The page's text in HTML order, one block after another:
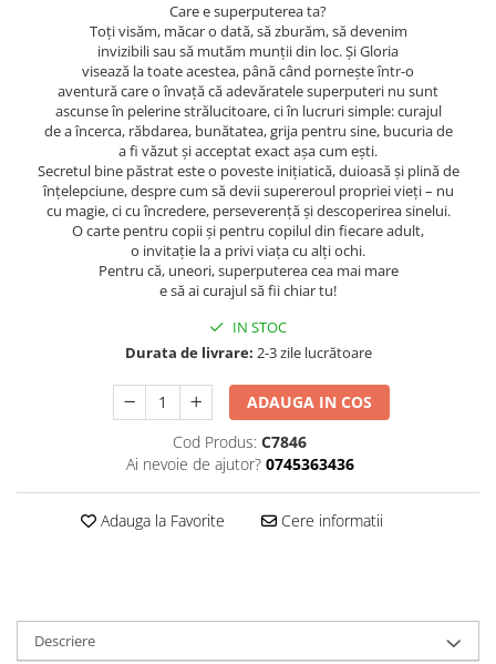
Editura Aramis
Editura Arthur
Editura Bookzone
Editura Cartea Copiilor
Editura Cartemma
Editura Casa
Editura Corint
Editura Lizuka Educativ
Editura Nemira
Editura Nomina
Editura Sophia
Care e superputerea ta?
Toți visăm, măcar o dată, să zburăm, să devenim
invizibili sau să mutăm munții din loc. Şi Gloria
visează la toate acestea, până când pornește într-o
aventură care o învață că adevăratele superputeri nu sunt
ascunse în pelerine strălucitoare, ci în lucruri simple: curajul
de a încerca, răbdarea, bunătatea, grija pentru sine, bucuria de
a fi văzut și acceptat exact așa cum ești.
Secretul bine păstrat este o poveste inițiatică, duioasă și plină de
înțelepciune, despre cum să devii supereroul propriei vieți – nu
cu magie, ci cu încredere, perseverență și descoperirea sinelui.
O carte pentru copii și pentru copilul din fiecare adult,
o invitație la a privi viața cu alți ochi.
Pentru că, uneori, superputerea cea mai mare
e să ai curajul să fii chiar tu!
IN STOC
Durata de livrare: 2-3 zile lucrătoare
ADAUGA IN COS
Cod Produs: C7846
Ai nevoie de ajutor? 0745363436
Adauga la Favorite Cere informatii
Descriere